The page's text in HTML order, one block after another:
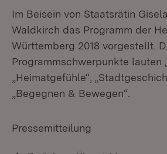
Im Beisein von Staatsrätin
Waldkirch das Programm der
Württemberg 2018 vorgestellt.
Programmschwerpunkte lauten
„Heimatgefühle“,
„Begegnen & Bewegen“.
Pressemitteilung